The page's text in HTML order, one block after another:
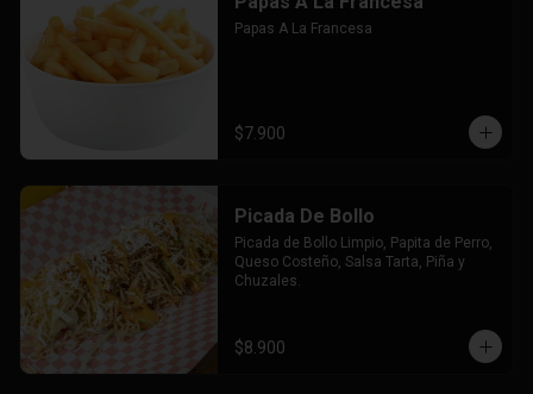
Papas A La Francesa
$7.900
Picada De Bollo
Picada de Bollo Limpio, Papita de Perro,
Queso Costeño, Salsa Tarta, Piña y
Chuzales.
$8.900